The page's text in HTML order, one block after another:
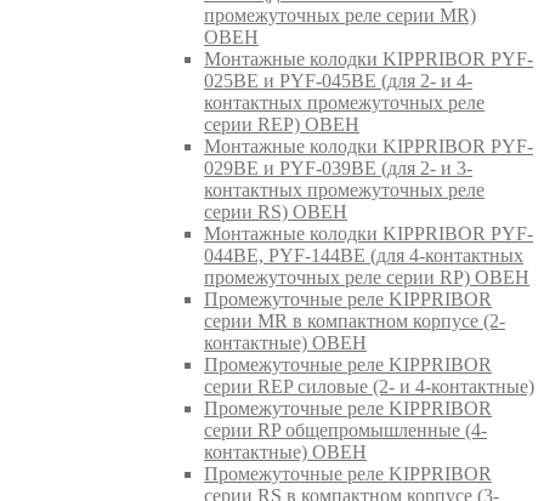
промежуточных реле серии MR)
ОВЕН
Монтажные колодки KIPPRIBOR PYF-
025BE и PYF-045BE (для 2- и 4-
контактных промежуточных реле
серии REP) ОВЕН
Монтажные колодки KIPPRIBOR PYF-
029BE и PYF-039BE (для 2- и 3-
контактных промежуточных реле
серии RS) ОВЕН
Монтажные колодки KIPPRIBOR PYF-
044BE, PYF-144BE (для 4-контактных
промежуточных реле серии RP) ОВЕН
Промежуточные реле KIPPRIBOR
серии MR в компактном корпусе (2-
контактные) ОВЕН
Промежуточные реле KIPPRIBOR
серии REP силовые (2- и 4-контактные)
Промежуточные реле KIPPRIBOR
серии RP общепромышленные (4-
контактные) ОВЕН
Промежуточные реле KIPPRIBOR
серии RS в компактном корпусе (3-